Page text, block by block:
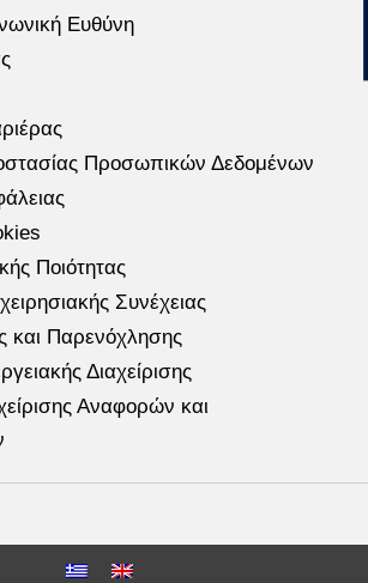
Ευθύνη
Προσωπικών Δεδομένων
Ποιότητας
Συνέχειας
και Παρενόχλησης
Διαχείρισης
Αναφορών και